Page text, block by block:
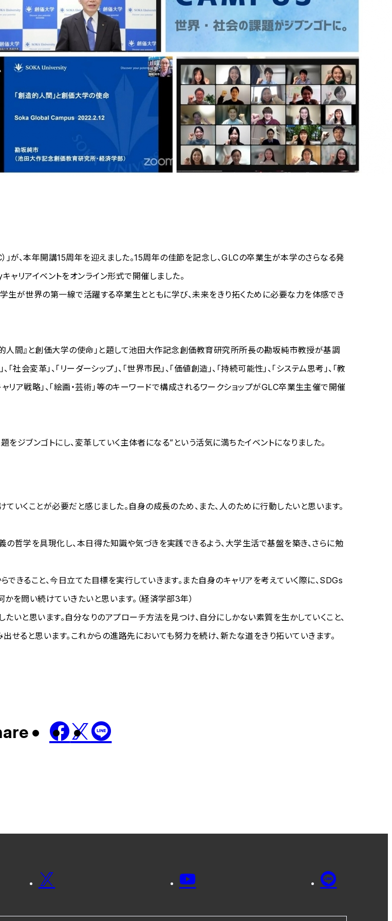
」が、本年開講15周年を迎えました。15周年の佳節を記念し、GLCの卒業生が本学のさらなる発
ャリアイベントをオンライン形式で開催しました。
学生が世界の第一線で活躍する卒業生とともに学び、未来をきり拓くために必要な力を体感でき
人間』と創価大学の使命」と題して池田大作記念創価教育研究所所長の勘坂純市教授が基調
社会変革」、「リーダーシップ」、「世界市民」、「価値創造」、「持続可能性」、「システム思考」、「教
ャリア戦略」、「絵画・芸術」等のキーワードで構成されるワークショップがGLC卒業生主催で開催
ジブンゴトにし、変革していく主体者になる”という活気に満ちたイベントになりました。
いくことが必要だと感じました。自身の成長のため、また、人のために行動したいと思います。
哲学を具現化し、本日得た知識や気づきを実践できるよう、大学生活で基盤を築き、さらに勉
きること、今日立てた目標を実行していきます。また自身のキャリアを考えていく際に、SDGs
を問い続けていきたいと思います。（経済学部3年）
いと思います。自分なりのアプローチ方法を見つけ、自分にしかない素質を生かしていくこと、
せると思います。これからの進路先においても努力を続け、新たな道をきり拓いていきます。